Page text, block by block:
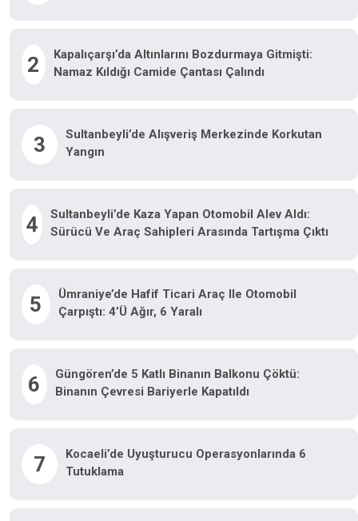
2
Kapalıçarşı’da Altınlarını Bozdurmaya Gitmişti:
Namaz Kıldığı Camide Çantası Çalındı
3
Sultanbeyli’de Alışveriş Merkezinde Korkutan
Yangın
4
Sultanbeyli’de Kaza Yapan Otomobil Alev Aldı:
Sürücü Ve Araç Sahipleri Arasında Tartışma Çıktı
5
Ümraniye’de Hafif Ticari Araç Ile Otomobil
Çarpıştı: 4’ü Ağır, 6 Yaralı
6
Güngören’de 5 Katlı Binanın Balkonu Çöktü:
Binanın Çevresi Bariyerle Kapatıldı
7
Kocaeli’de Uyuşturucu Operasyonlarında 6
Tutuklama